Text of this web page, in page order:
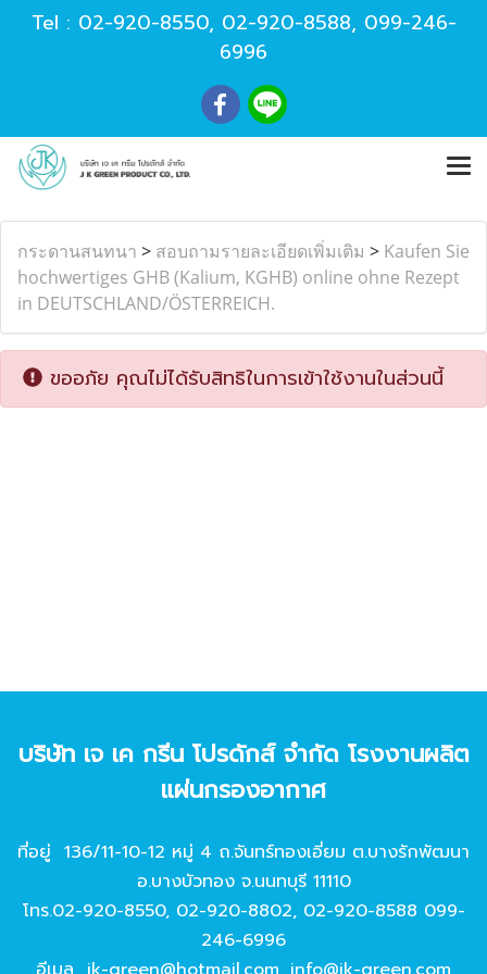
Tel : 02-920-8550, 02-920-8588, 099-246-
6996
กระดานสนทนา > สอบถามรายละเอียดเพิ่มเติม > Kaufen Sie
hochwertiges GHB (Kalium, KGHB) online ohne Rezept
in DEUTSCHLAND/ÖSTERREICH.
ขออภัย คุณไม่ได้รับสิทธิในการเข้าใช้งานในส่วนนี้
บริษัท เจ เค กรีน โปรดักส์ จํากัด โรงงานผลิต
แผ่นกรองอากาศ
ที่อยู่ 136/11-10-12 หมู่ 4 ถ.จันทร์ทองเอี่ยม ต.บางรักพัฒนา
อ.บางบัวทอง จ.นนทบุรี 11110
โทร.02-920-8550, 02-920-8802, 02-920-8588 099-
246-6996